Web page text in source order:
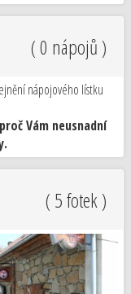
( 0 nápojů )
nápojového lístku
Vám neusnadní
( 5 fotek )